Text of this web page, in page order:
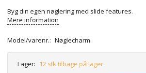
Byg din egen nøglering med slide features.
Mere information
Model/varenr.: Nøglecharm
Lager: 12 stk tilbage på lager